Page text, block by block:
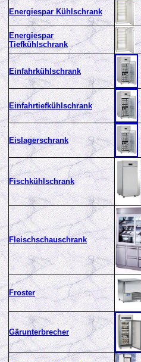
Energiespar Kühlschrank
Energiespar
Tiefkühlschrank
Einfahrkühlschrank
Einfahrtiefkühlschrank
Eislagerschrank
Fischkühlschrank
Fleischschauschrank
Froster
Gärunterbrecher